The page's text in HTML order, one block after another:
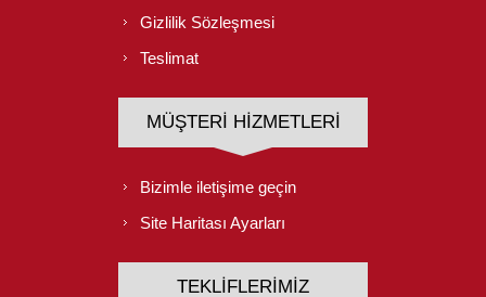
Gizlilik Sözleşmesi
Teslimat
MÜŞTERI HIZMETLERI
Bizimle iletişime geçin
Site Haritası Ayarları
TEKLIFLERIMIZ